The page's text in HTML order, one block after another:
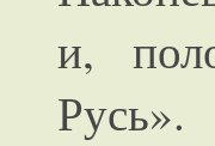
и,
Русь».